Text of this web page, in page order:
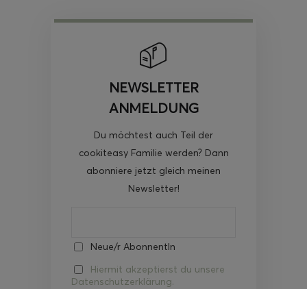
NEWSLETTER
ANMELDUNG
Du möchtest auch Teil der
cookiteasy Familie werden? Dann
abonniere jetzt gleich meinen
Newsletter!
Neue/r AbonnentIn
Hiermit akzeptierst du unsere
Datenschutzerklärung.